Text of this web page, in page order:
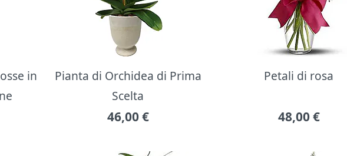
in
Pianta di Orchidea di Prima
Scelta
46,00 €
Petali di rosa
48,00 €